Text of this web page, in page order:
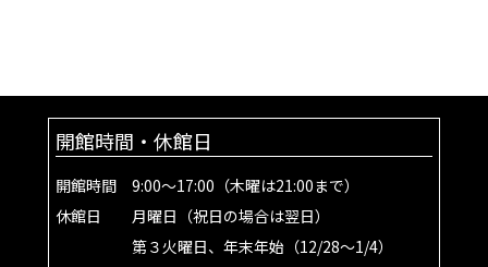
開館時間・休館日
開館時間 9:00～17:00（木曜は21:00まで）
休館日 月曜日（祝日の場合は翌日）
第３火曜日、年末年始（12/28～1/4）